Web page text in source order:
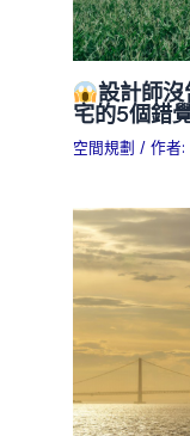
設計師
宅的5個錯
空間規劃 / 作者: